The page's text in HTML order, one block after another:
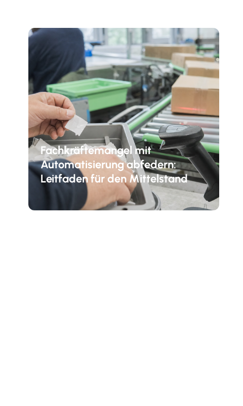
Fachkräftemangel mit
Automatisierung abfedern:
Leitfaden für den Mittelstand